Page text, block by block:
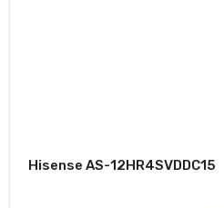
Hisense AS-12HR4SVDDC15